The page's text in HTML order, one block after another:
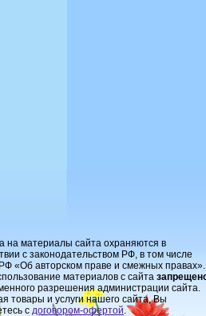
на материалы сайта охраняются в
с законодательством РФ, в том числе
«Об авторском праве и смежных правах».
материалов с сайта
разрешения администрации сайта.
товары и услуги нашего сайта, Вы
с договором-oфертой.